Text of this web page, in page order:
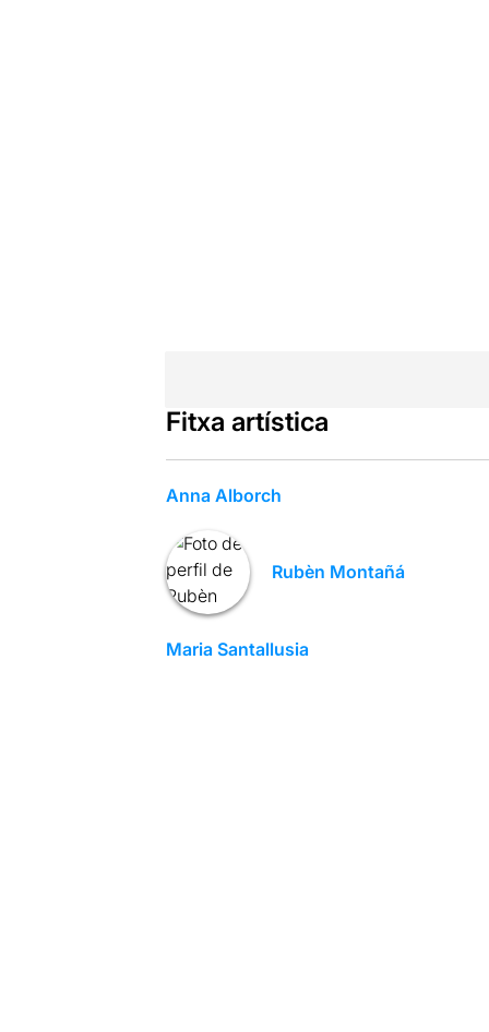
Fitxa artística
Anna Alborch
Rubèn Montañá
Maria Santallusia